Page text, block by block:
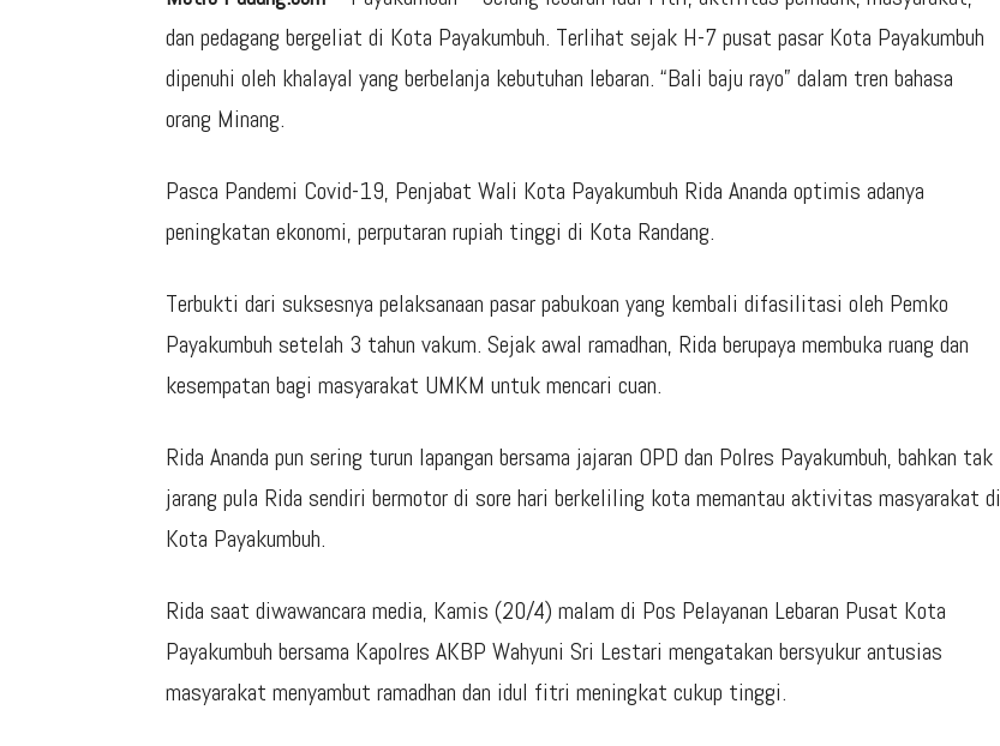
dan pedagang bergeliat di Kota Payakumbuh. Terlihat sejak H-7 pusat pasar Kota Payakumbuh
dipenuhi oleh khalayal yang berbelanja kebutuhan lebaran. “Bali baju rayo” dalam tren bahasa
orang Minang.
Pasca Pandemi Covid-19, Penjabat Wali Kota Payakumbuh Rida Ananda optimis adanya
peningkatan ekonomi, perputaran rupiah tinggi di Kota Randang.
Terbukti dari suksesnya pelaksanaan pasar pabukoan yang kembali difasilitasi oleh Pemko
Payakumbuh setelah 3 tahun vakum. Sejak awal ramadhan, Rida berupaya membuka ruang dan
kesempatan bagi masyarakat UMKM untuk mencari cuan.
Rida Ananda pun sering turun lapangan bersama jajaran OPD dan Polres Payakumbuh, bahkan tak
jarang pula Rida sendiri bermotor di sore hari berkeliling kota memantau aktivitas masyarakat di
Kota Payakumbuh.
Rida saat diwawancara media, Kamis (20/4) malam di Pos Pelayanan Lebaran Pusat Kota
Payakumbuh bersama Kapolres AKBP Wahyuni Sri Lestari mengatakan bersyukur antusias
masyarakat menyambut ramadhan dan idul fitri meningkat cukup tinggi.